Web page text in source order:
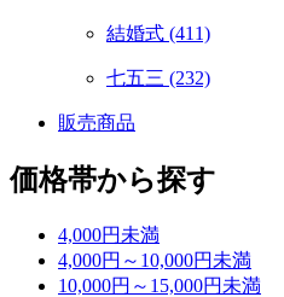
結婚式 (411)
七五三 (232)
販売商品
価格帯から探す
4,000円未満
4,000円～10,000円未満
10,000円～15,000円未満